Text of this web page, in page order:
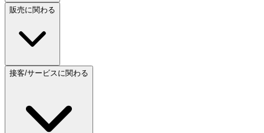
販売に関わる
接客/サービスに関わる